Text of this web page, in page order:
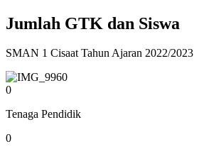
Jumlah GTK dan Siswa
SMAN 1 Cisaat Tahun Ajaran 2022/2023
0
Tenaga Pendidik
0